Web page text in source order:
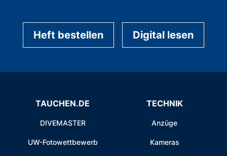
Heft bestellen Digital lesen
TAUCHEN.DE
DIVEMASTER
UW-Fotowettbewerb
TECHNIK
Anzüge
Kameras